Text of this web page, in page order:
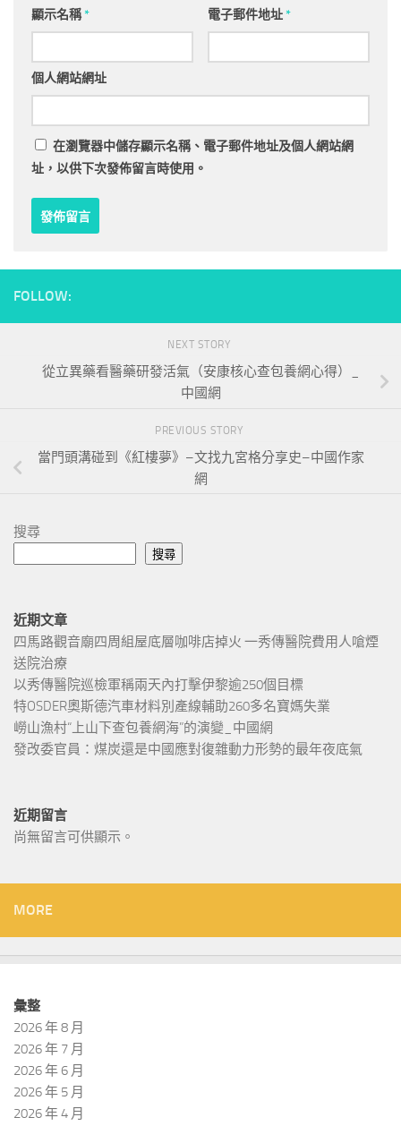
顯示名稱* 電子郵件地址*
個人網站網址
在瀏覽器中儲存顯示名稱、電子郵件地址及個人網站網
址，以供下次發佈留言時使用。
FOLLOW:
NEXT STORY
從立異藥看醫藥研發活氣（安康核心查包養網心得）_
中國網
PREVIOUS STORY
當門頭溝碰到《紅樓夢》–文找九宮格分享史–中國作家
網
搜尋
搜尋
近期文章
四馬路觀音廟四周組屋底層咖啡店掉火 一秀傳醫院費用人嗆煙
送院治療
以秀傳醫院巡檢軍稱兩天內打擊伊黎逾250個目標
特OSDER奧斯德汽車材料別產線輔助260多名寶媽失業
嶗山漁村“上山下查包養網海”的演變_中國網
發改委官員：煤炭還是中國應對復雜動力形勢的最年夜底氣
近期留言
尚無留言可供顯示。
MORE
彙整
2026 年 8 月
2026 年 7 月
2026 年 6 月
2026 年 5 月
2026 年 4 月